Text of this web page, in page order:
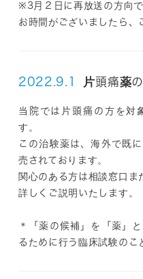
※3月２日に再放送の方向で
お時間がございましたら、
2022.9.1 片頭痛薬
当院では片頭痛の方を対
す。
この治験薬は、海外で既
売されております。
関心のある方は相談窓口ま
詳しくご説明いたします。
＊「薬の候補」を「薬」
るために行う臨床試験のこ